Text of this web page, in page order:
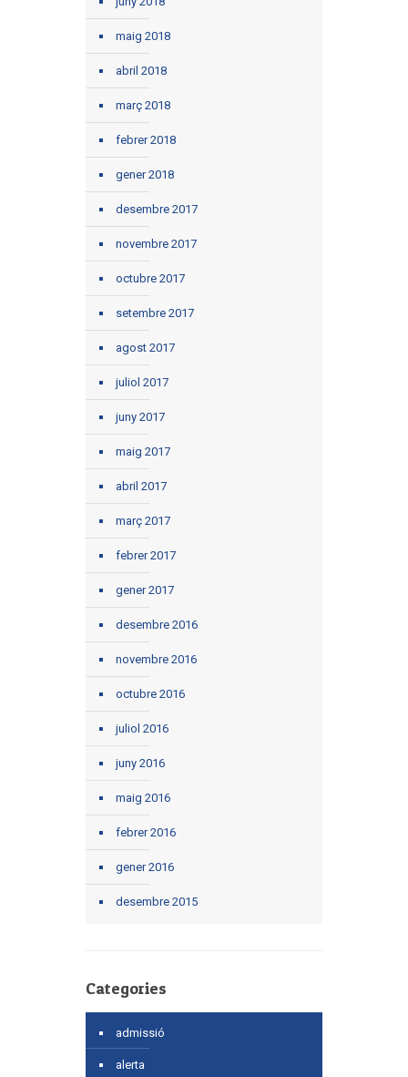
maig 2018
abril 2018
març 2018
febrer 2018
gener 2018
desembre 2017
novembre 2017
octubre 2017
setembre 2017
agost 2017
juliol 2017
juny 2017
maig 2017
abril 2017
març 2017
febrer 2017
gener 2017
desembre 2016
novembre 2016
octubre 2016
juliol 2016
juny 2016
maig 2016
febrer 2016
gener 2016
desembre 2015
Categories
admissió
alerta